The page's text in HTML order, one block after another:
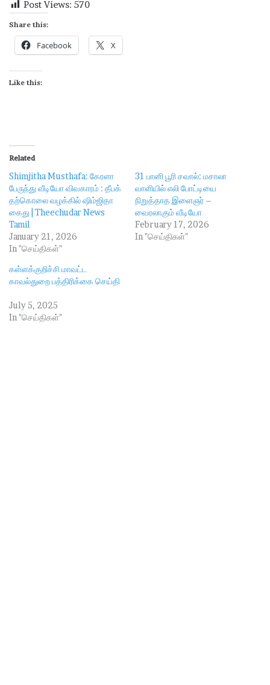
Post Views: 570
Share this:
Facebook X
Like this:
Related
Shimjitha Musthafa: கேரளா
பேருந்து வீடியோ விவகாரம் : தீபக்
தற்கொலை வழக்கில் ஷிம்ஜிதா
கைது | Theechudar News
Tamil
January 21, 2026
In "செய்திகள்"
31 பானி பூரி சவால்: மசாலா
வாளியில் எலி போட்டியை
நிறுத்தாத இளைஞர் –
வைரலாகும் வீடியோ
February 17, 2026
In "செய்திகள்"
கள்ளக்குறிச்சி மாவட்ட
காவல்துறை பத்திரிக்கை செய்தி
July 5, 2025
In "செய்திகள்"